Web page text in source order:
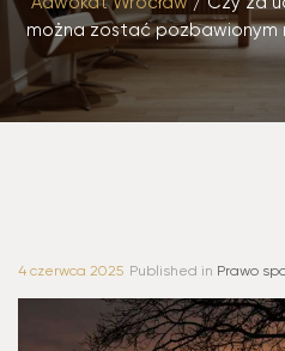
można zostać pozbawionym
4 czerwca 2025 Published in Prawo